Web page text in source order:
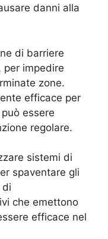
danni alla
di barriere
per impedire
zone.
efficace per
essere
regolare.
sistemi di
spaventare gli
di
che emettono
efficace nel